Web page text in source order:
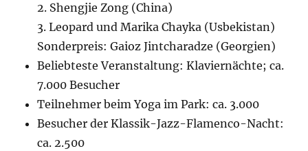
2. Shengjie Zong (China)
3. Leopard und Marika Chayka (Usbekistan)
Sonderpreis: Gaioz Jintcharadze (Georgien)
Beliebteste Veranstaltung: Klaviernächte; ca.
7.000 Besucher
Teilnehmer beim Yoga im Park: ca. 3.000
Besucher der Klassik-Jazz-Flamenco-Nacht:
ca. 2.500